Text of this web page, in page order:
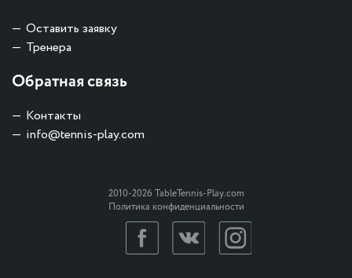
Оставить заявку
Тренера
Обратная связь
Контакты
info@tennis-play.com
2010-2026 TableTennis-Play.com
Политика конфиденциальности